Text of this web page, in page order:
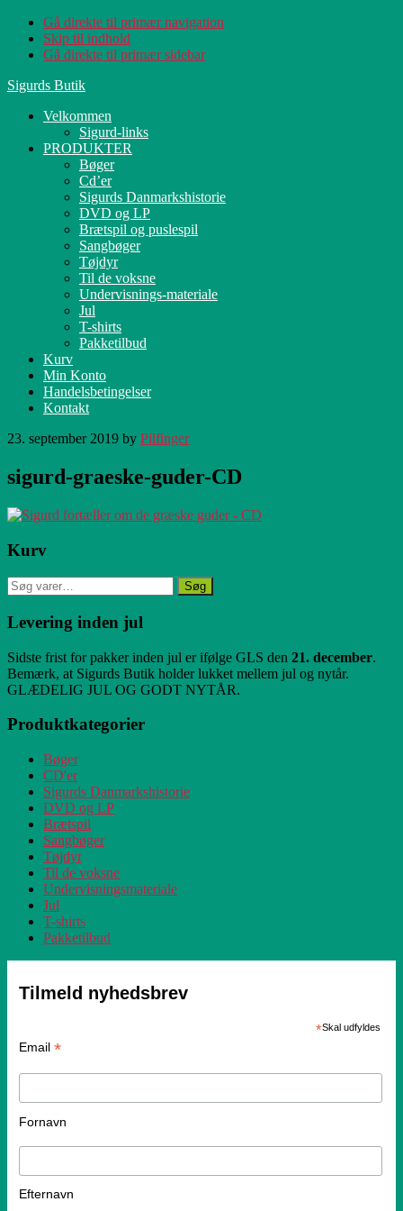
Gå direkte til primær navigation
Skip til indhold
Gå direkte til primær sidebar
Sigurds Butik
Velkommen
Sigurd-links
PRODUKTER
Bøger
Cd’er
Sigurds Danmarkshistorie
DVD og LP
Brætspil og puslespil
Sangbøger
Tøjdyr
Til de voksne
Undervisnings-materiale
Jul
T-shirts
Pakketilbud
Kurv
Min Konto
Handelsbetingelser
Kontakt
23. september 2019 by Pilfinger
sigurd-graeske-guder-CD
Primær
Sidebar
Kurv
Søg
efter:
Søg
Levering inden jul
Sidste frist for pakker inden jul er ifølge GLS den 21. december.
Bemærk, at Sigurds Butik holder lukket mellem jul og nytår.
GLÆDELIG JUL OG GODT NYTÅR.
Produktkategorier
Bøger
CD'er
Sigurds Danmarkshistorie
DVD og LP
Brætspil
Sangbøger
Tøjdyr
Til de voksne
Undervisningsmateriale
Jul
T-shirts
Pakketilbud
Tilmeld nyhedsbrev
*Skal udfyldes
Email *
Fornavn
Efternavn